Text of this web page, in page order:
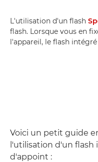
L'utilisation d'un flash
flash. Lorsque vous en
l'appareil, le flash
Voici un petit guide
l'utilisation d'un
d'appoint :